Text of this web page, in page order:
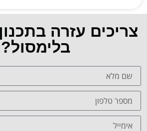
צריכים עזרה
בלימסול?